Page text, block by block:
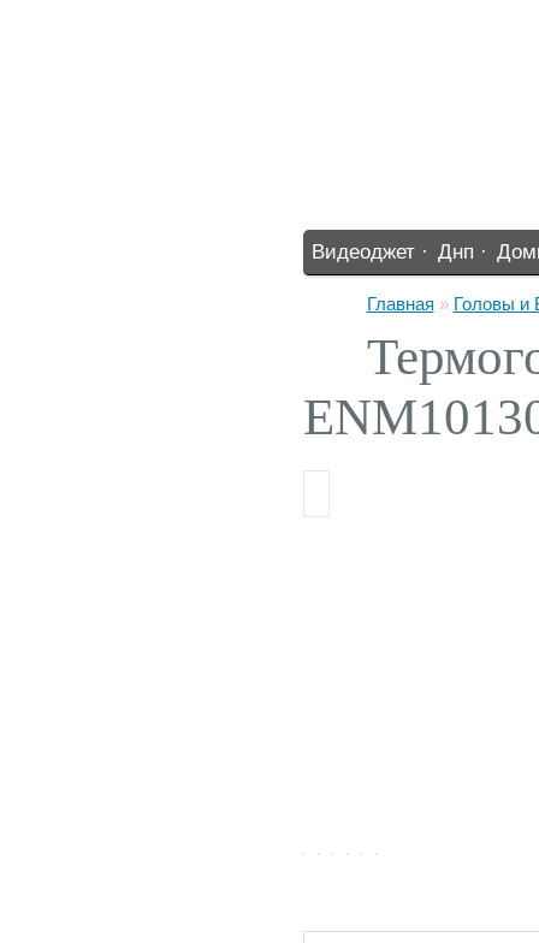
Видеоджет · Днп ·
Главная » Головы и